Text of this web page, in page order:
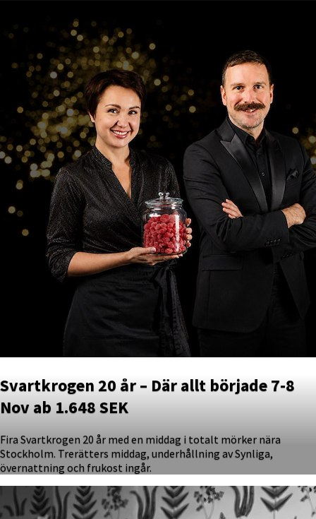
Svartkrogen 20 år – Där allt började 7-8
Nov ab 1.648 SEK
Fira Svartkrogen 20 år med en middag i totalt mörker nära
Stockholm. Trerätters middag, underhållning av Synliga,
övernattning och frukost ingår.